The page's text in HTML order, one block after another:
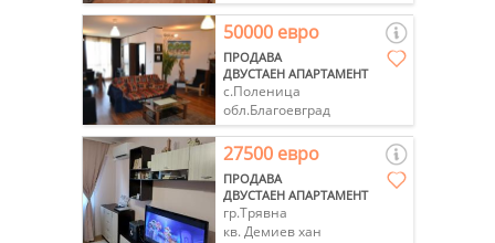
50000 евро
ПРОДАВА
ДВУСТАЕН АПАРТАМЕНТ
с.Поленица
обл.Благоевград
27500 евро
ПРОДАВА
ДВУСТАЕН АПАРТАМЕНТ
гр.Трявна
кв. Демиев хан